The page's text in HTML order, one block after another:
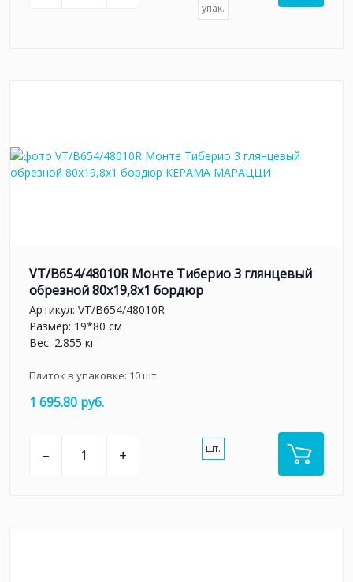
упак.
VT/B654/48010R Монте Тиберио 3 глянцевый
обрезной 80x19,8x1 бордюр
Артикул: VT/B654/48010R
Размер: 19*80 см
Вес: 2.855 кг
Плиток в упаковке: 10шт
1 695.80 руб.
– + шт.